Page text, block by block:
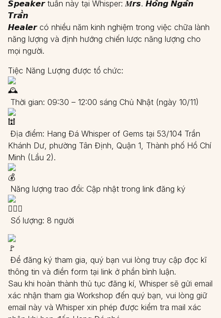
𝙎𝙥𝙚𝙖𝙠𝙚𝙧 tuần này tại Whisper: 𝑴𝙧𝙨. 𝙃𝙤̂̀𝙣𝙜 𝙉𝙜𝙖̂𝙣
𝙏𝙧𝙖̂̀𝙣
𝙃𝙚𝙖𝙡𝙚𝙧 có nhiều năm kinh nghiệm trong việc chữa lành
năng lượng và định hướng chiến lược năng lượng cho
mọi người.
Tiệc Năng Lượng được tổ chức:
Thời gian: 09:30 – 12:00 sáng Chủ Nhật (ngày 10/11)
Địa điểm: Hang Đá Whisper of Gems tại 53/104 Trần
Khánh Dư, phường Tân Định, Quận 1, Thành phố Hồ Chí
Minh (Lầu 2).
Năng lượng trao đổi: Cập nhật trong link đăng ký
Số lượng: 8 người
Để đăng ký tham gia, quý bạn vui lòng truy cập đọc kĩ
thông tin và điền form tại link ở phần bình luận.
Sau khi hoàn thành thủ tục đăng kí, Whisper sẽ gửi email
xác nhận tham gia Workshop đến quý bạn, vui lòng giữ
email này và Whisper xin phép được kiểm tra mail xác